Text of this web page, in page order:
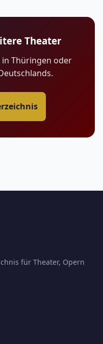
Theater
in Thüringen oder
für Theater, Opern